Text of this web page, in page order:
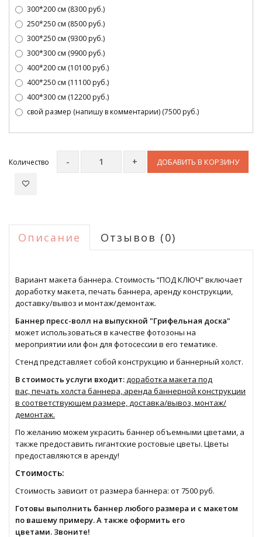
300*200 см (8300 руб.)
250*250 см (8500 руб.)
300*250 см (9300 руб.)
300*300 см (9900 руб.)
400*200 см (10100 руб.)
400*250 см (11100 руб.)
400*300 см (12200 руб.)
свой размер (напишу в комментарии) (7500 руб.)
Количество ДОБАВИТЬ В КОРЗИНУ
Описание Отзывов (0)
Вариант макета баннера. Стоимость “ПОД КЛЮЧ” включает
доработку макета, печать баннера, аренду конструкции,
доставку/вывоз и монтаж/демонтаж.
Баннер пресс-волл на выпускной "Грифельная доска"
может использоваться в качестве фотозоны на
мероприятии или фон для фотосессии в его тематике.
Стенд представляет собой конструкцию и баннерный холст.
В стоимость услуги входит:доработка макета под
вас, печать холста баннера, аренда баннерной конструкции
в соответствующем размере, доставка/вывоз, монтаж/
демонтаж.
По желанию можем украсить баннер объемными цветами, а
также предоставить гигантские ростовые цветы. Цветы
предоставляются в аренду!
Стоимость:
Стоимость зависит от размера баннера: от 7500 руб.
Готовы выполнить баннер любого размера и с макетом
по вашему примеру. А также оформить его
цветами. Звоните!